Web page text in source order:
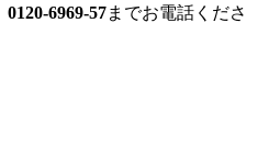
0120-6969-57までお電話くださ